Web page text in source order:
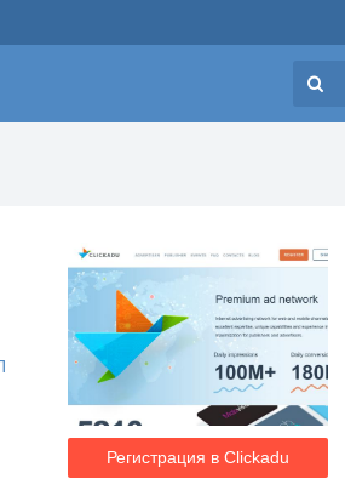
Регистрация в Clickadu